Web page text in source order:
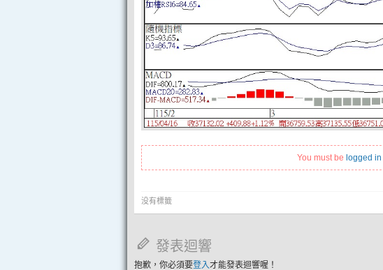
You must be logged in
没有標籤
發表迴響
抱歉，你必須要登入才能發表迴響喔！